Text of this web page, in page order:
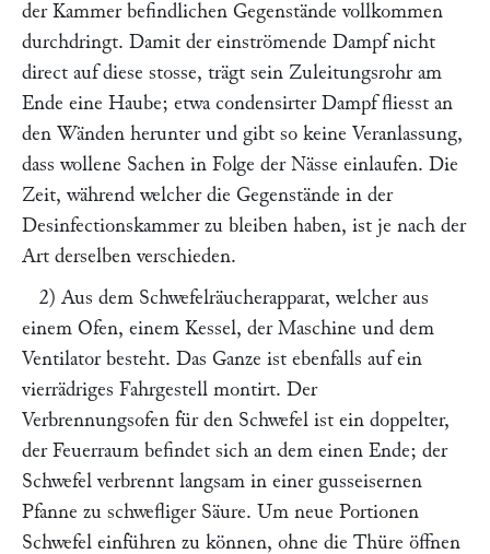
der Kammer befindlichen Gegenstände vollkommen
durchdringt. Damit der einströmende Dampf nicht
direct auf diese stosse, trägt sein Zuleitungsrohr am
Ende eine Haube; etwa condensirter Dampf fliesst an
den Wänden herunter und gibt so keine Veranlassung,
dass wollene Sachen in Folge der Nässe einlaufen. Die
Zeit, während welcher die Gegenstände in der
Desinfectionskammer zu bleiben haben, ist je nach der
Art derselben verschieden.
2) Aus dem Schwefelräucherapparat, welcher aus
einem Ofen, einem Kessel, der Maschine und dem
Ventilator besteht. Das Ganze ist ebenfalls auf ein
vierrädriges Fahrgestell montirt. Der
Verbrennungsofen für den Schwefel ist ein doppelter,
der Feuerraum befindet sich an dem einen Ende; der
Schwefel verbrennt langsam in einer gusseisernen
Pfanne zu schwefliger Säure. Um neue Portionen
Schwefel einführen zu können, ohne die Thüre öffnen